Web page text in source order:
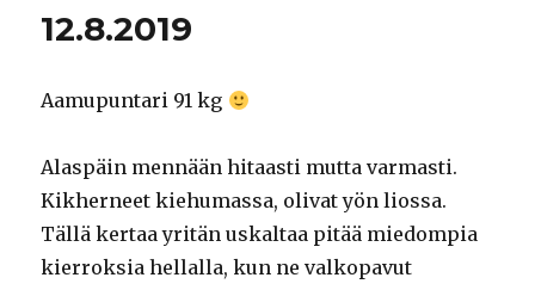
12.8.2019
Aamupuntari 91 kg
Alaspäin mennään hitaasti mutta varmasti.
Kikherneet kiehumassa, olivat yön liossa.
Tällä kertaa yritän uskaltaa pitää miedompia
kierroksia hellalla, kun ne valkopavut